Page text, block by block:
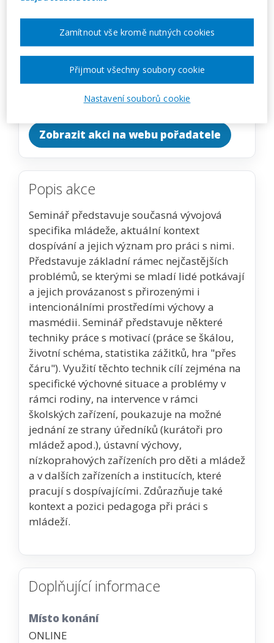
MÍSTO
ONLINE
CENA
Zobrazit akci na webu pořadatele
Popis akce
Seminář představuje současná vývojová
specifika mládeže, aktuální kontext
dospívání a jejich význam pro práci s nimi.
Představuje základní rámec nejčastějších
problémů, se kterými se mladí lidé potkávají
a jejich provázanost s přirozenými i
intencionálními prostředími výchovy a
masmédii. Seminář představuje některé
techniky práce s motivací (práce se škálou,
životní schéma, statistika zážitků, hra "přes
čáru"). Využití těchto technik cílí zejména na
specifické výchovné situace a problémy v
rámci rodiny, na intervence v rámci
školských zařízení, poukazuje na možné
jednání ze strany úředníků (kurátoři pro
mládež apod.), ústavní výchovy,
nízkoprahových zařízeních pro děti a mládež
a v dalších zařízeních a institucích, které
pracují s dospívajícími. Zdůrazňuje také
kontext a pozici pedagoga při práci s
mládeží.
Doplňující informace
Místo konání
ONLINE
Nastavení souborů cookie
Zamítnout vše kromě nutných cookies
Přijmout všechny soubory cookie